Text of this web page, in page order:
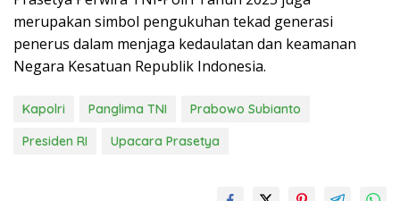
merupakan simbol pengukuhan tekad generasi
penerus dalam menjaga kedaulatan dan keamanan
Negara Kesatuan Republik Indonesia.
Kapolri Panglima TNI
Prabowo Subianto
Presiden RI
Upacara Prasetya